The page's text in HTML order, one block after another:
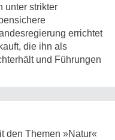
unter strikter
errichtet
die ihn als
und Führungen
den Themen »Natur«